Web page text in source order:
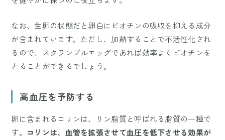
なお、生卵の状態だと卵白にビオチンの吸収を抑える成分
が含まれています。ただし、加熱することで不活性化され
るので、スクランブルエッグであれば効率よくビオチンを
とることができるでしょう。
高血圧を予防する
卵に含まれるコリンは、リン脂質と呼ばれる脂質の一種で
す。 コリンは、血管を拡張させて血圧を低下させる効果が